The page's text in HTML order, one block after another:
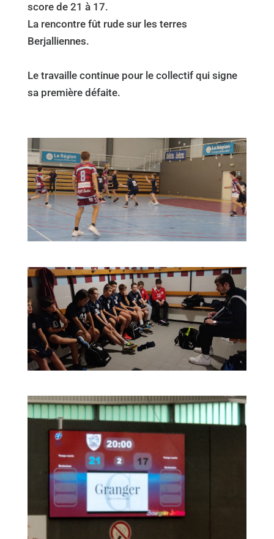
score de 21 à 17.
La rencontre fût rude sur les terres
Berjalliennes.
Le travaille continue pour le collectif qui signe
sa première défaite.